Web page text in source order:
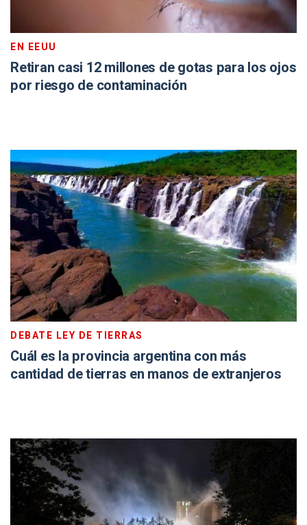
EN EEUU
Retiran casi 12 millones de gotas para los ojos
por riesgo de contaminación
DEBATE LEY DE TIERRAS
Cuál es la provincia argentina con más
cantidad de tierras en manos de extranjeros